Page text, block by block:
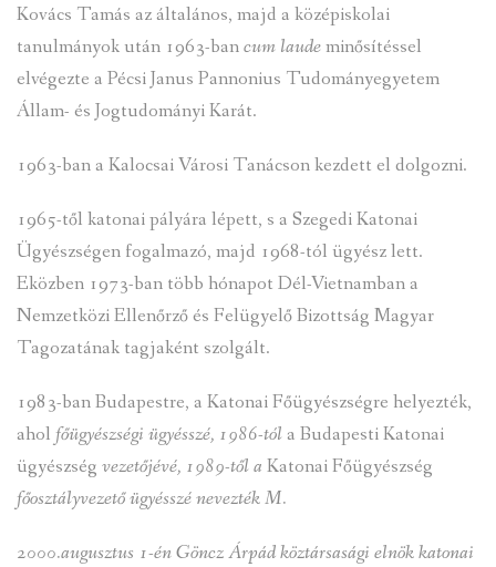
Kovács Tamás az általános, majd a középiskolai
tanulmányok után 1963-bancum laudeminősítéssel
elvégezte a Pécsi Janus Pannonius Tudományegyetem
Állam- és Jogtudományi Karát.
1963-ban a Kalocsai Városi Tanácson kezdett el dolgozni.
1965-től katonai pályára lépett, s a Szegedi Katonai
Ügyészségen fogalmazó, majd 1968-tól ügyész lett.
Eközben 1973-ban több hónapot Dél-Vietnamban a
Nemzetközi Ellenőrző és Felügyelő Bizottság Magyar
Tagozatának tagjaként szolgált.
1983-ban Budapestre, a Katonai Főügyészségre helyezték,
ahol főügyészségi ügyésszé, 1986-tóla Budapesti Katonai
ügyészség vezetőjévé, 1989-től a Katonai Főügyészség
főosztályvezető ügyésszé nevezték M.
2000.augusztus 1-én Göncz Árpád köztársasági elnökkatonai